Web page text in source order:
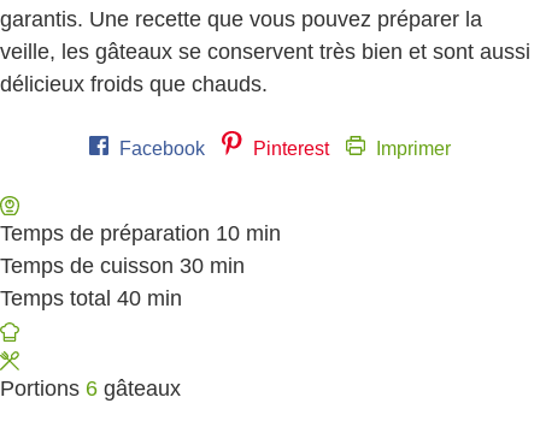
garantis. Une recette que vous pouvez préparer la
veille, les gâteaux se conservent très bien et sont aussi
délicieux froids que chauds.
Facebook Pinterest Imprimer
Temps de préparation 10 minutes
min
Temps de cuisson 30 minutes
min
Temps total 40 minutes
min
Portions 6 gâteaux